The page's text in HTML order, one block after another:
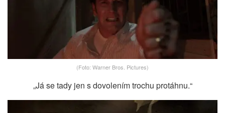
(Foto: Warner Bros. Pictures)
„Já se tady jen s dovolením trochu protáhnu.“